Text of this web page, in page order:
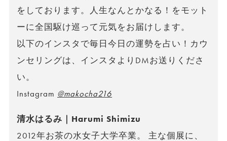
をしております。人生なんとかなる！をモット
ーに全国駆け巡って元気をお届けします。
以下のインスタで毎日今日の運勢を占い！カウ
ンセリングは、インスタよりDMお送りくださ
い。
Instagram @makocha216
清水はるみ｜Harumi Shimizu
2012年お茶の水女子大学卒業。 主な個展に、